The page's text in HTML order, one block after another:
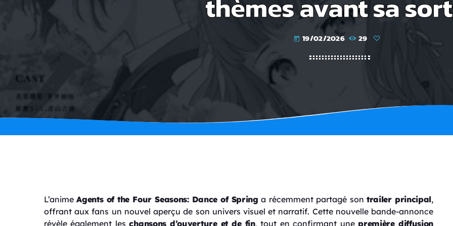
today 19/02/2026 29
L’animeAgents of the Four Seasons: Dance of Spring a récemment partagé sontrailer principal,
offrant aux fans un nouvel aperçu de son univers visuel et narratif. Cette nouvelle bande-annonce
révèle également leschansons d’ouverture et de fin, tout en confirmant une première diffusion